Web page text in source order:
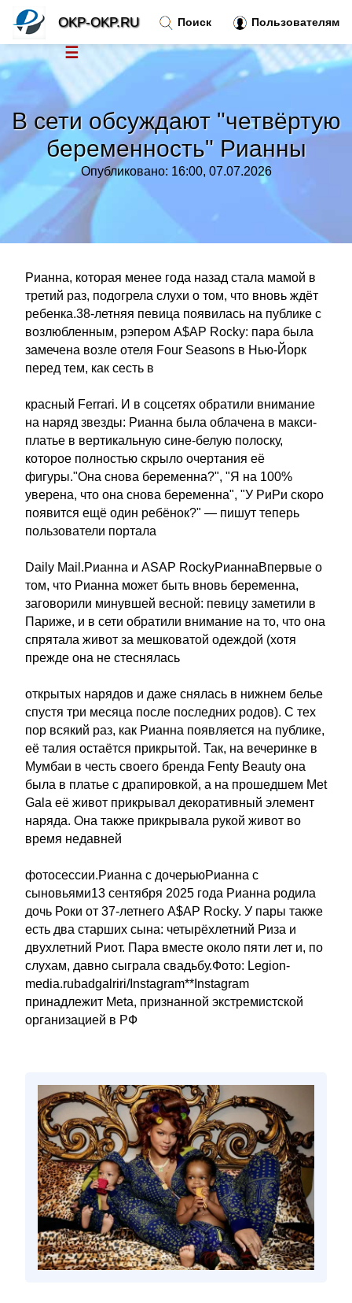
В сети обсуждают "четвёртую
беременность" Рианны
Опубликовано: 16:00, 07.07.2026
Рианна, которая менее года назад стала мамой в
третий раз, подогрела слухи о том, что вновь ждёт
ребенка.38-летняя певица появилась на публике с
возлюбленным, рэпером A$AP Rocky: пара была
замечена возле отеля Four Seasons в Нью-Йорк
перед тем, как сесть в
красный Ferrari. И в соцсетях обратили внимание
на наряд звезды: Рианна была облачена в макси-
платье в вертикальную сине-белую полоску,
которое полностью скрыло очертания её
фигуры."Она снова беременна?", "Я на 100%
уверена, что она снова беременна", "У РиРи скоро
появится ещё один ребёнок?" — пишут теперь
пользователи портала
Daily Mail.Рианна и ASAP RockyРианнаВпервые о
том, что Рианна может быть вновь беременна,
заговорили минувшей весной: певицу заметили в
Париже, и в сети обратили внимание на то, что она
спрятала живот за мешковатой одеждой (хотя
прежде она не стеснялась
открытых нарядов и даже снялась в нижнем белье
спустя три месяца после последних родов). С тех
пор всякий раз, как Рианна появляется на публике,
её талия остаётся прикрытой. Так, на вечеринке в
Мумбаи в честь своего бренда Fenty Beauty она
была в платье с драпировкой, а на прошедшем Met
Gala её живот прикрывал декоративный элемент
наряда. Она также прикрывала рукой живот во
время недавней
фотосессии.Рианна с дочерьюРианна с
сыновьями13 сентября 2025 года Рианна родила
дочь Роки от 37-летнего A$AP Rocky. У пары также
есть два старших сына: четырёхлетний Риза и
двухлетний Риот. Пара вместе около пяти лет и, по
слухам, давно сыграла свадьбу.Фото: Legion-
media.rubadgalriri/Instagram**Instagram
принадлежит Meta, признанной экстремистской
организацией в РФ
Поиск Пользователям
OKP-OKP.RU
☰
Новости
Тренды новостей»
Рубрики»
Контакт »